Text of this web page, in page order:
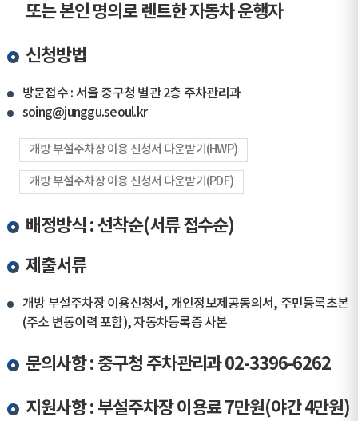
또는 본인 명의로 렌트한 자동차 운행자
신청방법
방문접수 : 서울 중구청 별관 2층 주차관리과
soing@junggu.seoul.kr
개방 부설주차장 이용 신청서 다운받기(HWP)
개방 부설주차장 이용 신청서 다운받기(PDF)
배정방식 : 선착순(서류 접수순)
제출서류
개방 부설주차장 이용신청서, 개인정보제공동의서, 주민등록초본
(주소 변동이력 포함), 자동차등록증 사본
문의사항 : 중구청 주차관리과 02-3396-6262
지원사항 : 부설주차장 이용료 7만원(야간 4만원)